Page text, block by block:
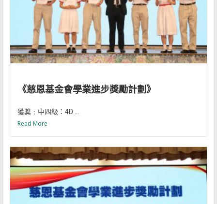
《慈恩基金會學業進步獎勵計劃》
獲獎﹕中四級：4D ...
Read More